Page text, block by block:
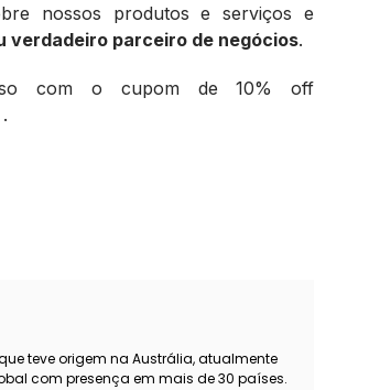
nossos produtos e serviços e
verdadeiro parceiro de negócios.
com o cupom de 10% off
.
teve origem na Austrália, atualmente
com presença em mais de 30 países.